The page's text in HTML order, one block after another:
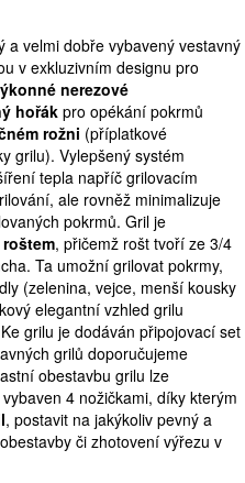
a velmi dobře vybavený vestavný
v exkluzivním designu pro
nerezové
hořák pro opékání pokrmů
rožni (příplatkové
grilu). Vylepšený systém
tepla napříč grilovacím
ale rovněž minimalizuje
pokrmů. Gril je
, přičemž rošt tvoří ze 3/4
Ta umožní grilovat pokrmy,
(zelenina, vejce, menší kousky
elegantní vzhled grilu
grilu je dodáván připojovací set
grilů doporučujeme
obestavbu grilu lze
4 nožičkami, díky kterým
, postavit na jakýkoliv pevný a
či zhotovení výřezu v